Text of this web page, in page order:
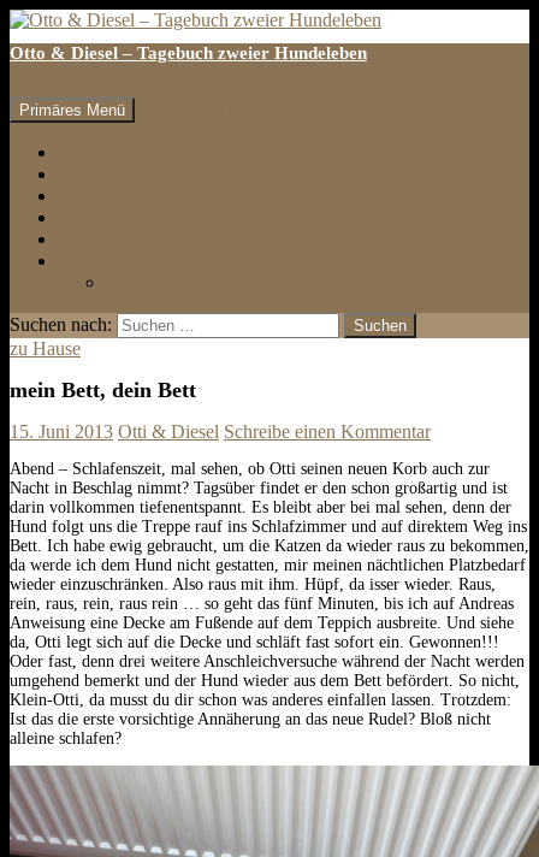
Otto & Diesel – Tagebuch zweier Hundeleben
Primäres Menü
Suchen nach:
zu Hause
mein Bett, dein Bett
15. Juni 2013 Otti & Diesel Schreibe einen Kommentar
Abend – Schlafenszeit, mal sehen, ob Otti seinen neuen Korb auch zur
Nacht in Beschlag nimmt? Tagsüber findet er den schon großartig und ist
darin vollkommen tiefenentspannt. Es bleibt aber bei mal sehen, denn der
Hund folgt uns die Treppe rauf ins Schlafzimmer und auf direktem Weg ins
Bett. Ich habe ewig gebraucht, um die Katzen da wieder raus zu bekommen,
da werde ich dem Hund nicht gestatten, mir meinen nächtlichen Platzbedarf
wieder einzuschränken. Also raus mit ihm. Hüpf, da isser wieder. Raus,
rein, raus, rein, raus rein … so geht das fünf Minuten, bis ich auf Andreas
Anweisung eine Decke am Fußende auf dem Teppich ausbreite. Und siehe
da, Otti legt sich auf die Decke und schläft fast sofort ein. Gewonnen!!!
Oder fast, denn drei weitere Anschleichversuche während der Nacht werden
umgehend bemerkt und der Hund wieder aus dem Bett befördert. So nicht,
Klein-Otti, da musst du dir schon was anderes einfallen lassen. Trotzdem:
Ist das die erste vorsichtige Annäherung an das neue Rudel? Bloß nicht
alleine schlafen?